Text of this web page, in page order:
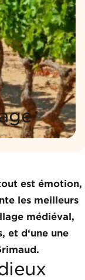
est émotion,
les meilleurs
médiéval,
et d‘une une